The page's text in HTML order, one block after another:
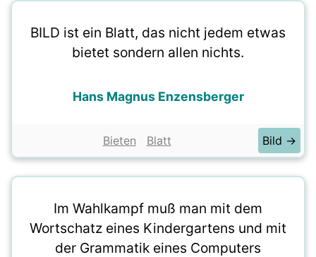
BILD ist ein Blatt, das nicht jedem etwas
bietet sondern allen nichts.
Hans Magnus Enzensberger
Bieten Blatt Bild →
Im Wahlkampf muß man mit dem
Wortschatz eines Kindergartens und mit
der Grammatik eines Computers